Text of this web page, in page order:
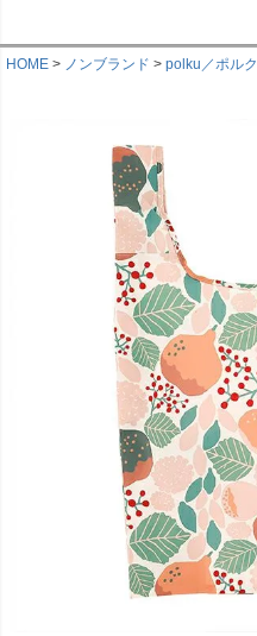
HOME ノンブランド polku／ポルク